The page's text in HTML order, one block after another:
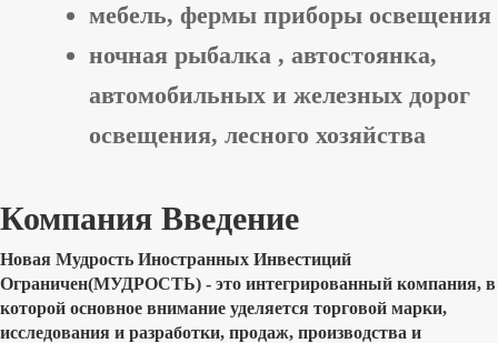
мебель, фермы приборы освещения
ночная рыбалка , автостоянка,
автомобильных и железных дорог
освещения, лесного хозяйства
Компания Введение
Новая Мудрость Иностранных Инвестиций
Ограничен(МУДРОСТЬ) - это интегрированный компания, в
которой основное внимание уделяется торговой марки,
исследования и разработки, продаж, производства и